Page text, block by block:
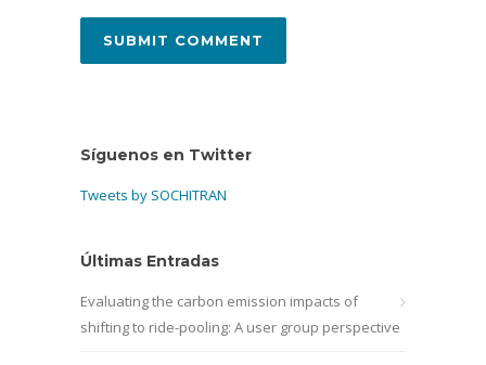
Síguenos en Twitter
Tweets by SOCHITRAN
Últimas Entradas
Evaluating the carbon emission impacts of
shifting to ride-pooling: A user group perspective